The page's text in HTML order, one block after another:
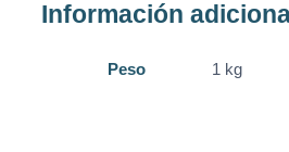
Información
Peso 1 kg